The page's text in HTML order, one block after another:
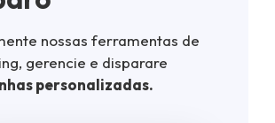
nossas ferramentas de
gerencie e disparare
personalizadas.